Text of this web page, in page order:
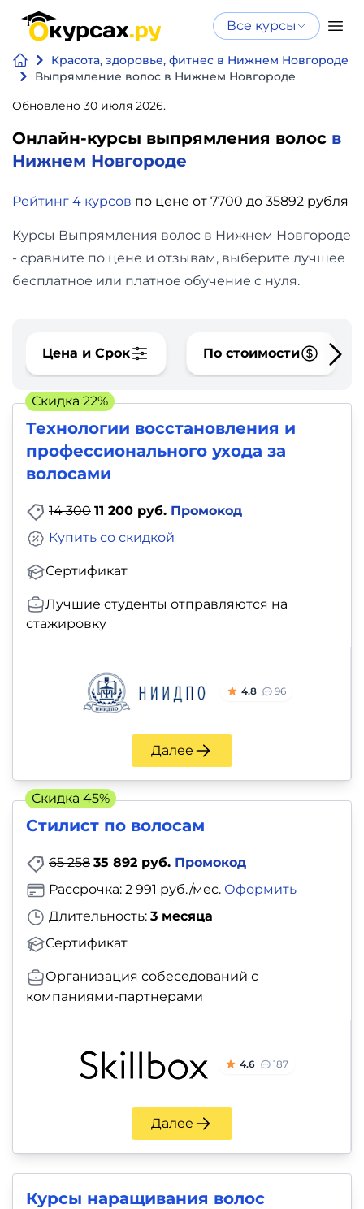
Все курсы
Красота, здоровье, фитнес в Нижнем Новгороде
Выпрямление волос в Нижнем Новгороде
Обновлено 30 июля 2026.
Онлайн-курсы выпрямления волос в
Нижнем Новгороде
Рейтинг 4 курсов по цене от 7700 до 35892 рубля
Курсы Выпрямления волос в Нижнем Новгороде
- сравните по цене и отзывам, выберите лучшее
бесплатное или платное обучение с нуля.
Цена и Срок По стоимости
Технологии восстановления и
профессионального ухода за
волосами
14 300 11 200 руб. Промокод
Сертификат
Купить со скидкой
Лучшие студенты отправляются на
стажировку
4.8 96
Далее
Скидка 22%
Стилист по волосам
65 258 35 892 руб. Промокод
Длительность: 3 месяца
Сертификат
Рассрочка: 2 991 руб./мес. Оформить
Организация собеседований с
компаниями-партнерами
4.6 187
Далее
Скидка 45%
Курсы наращивания волос
Нейросеть
и ИИ
Бизнес
финансы
Дизайн
фото,
аудио
Маркетинг
Иностранный
язык
Для
детей
Красота,
фитнес
Психология
саморазвитие
Прочее
Тесты
на
профориентацию
Нейросеть и ИИ
интеллекту
Курсы по нейросетям